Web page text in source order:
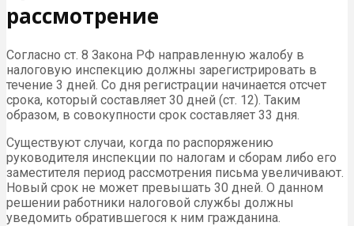
рассмотрение
Согласно ст. 8 Закона РФ направленную жалобу в
налоговую инспекцию должны зарегистрировать в
течение 3 дней. Со дня регистрации начинается отсчет
срока, который составляет 30 дней (ст. 12). Таким
образом, в совокупности срок составляет 33 дня.
Существуют случаи, когда по распоряжению
руководителя инспекции по налогам и сборам либо его
заместителя период рассмотрения письма увеличивают.
Новый срок не может превышать 30 дней. О данном
решении работники налоговой службы должны
уведомить обратившегося к ним гражданина.